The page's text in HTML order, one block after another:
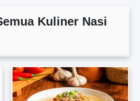
Kuliner Nasi